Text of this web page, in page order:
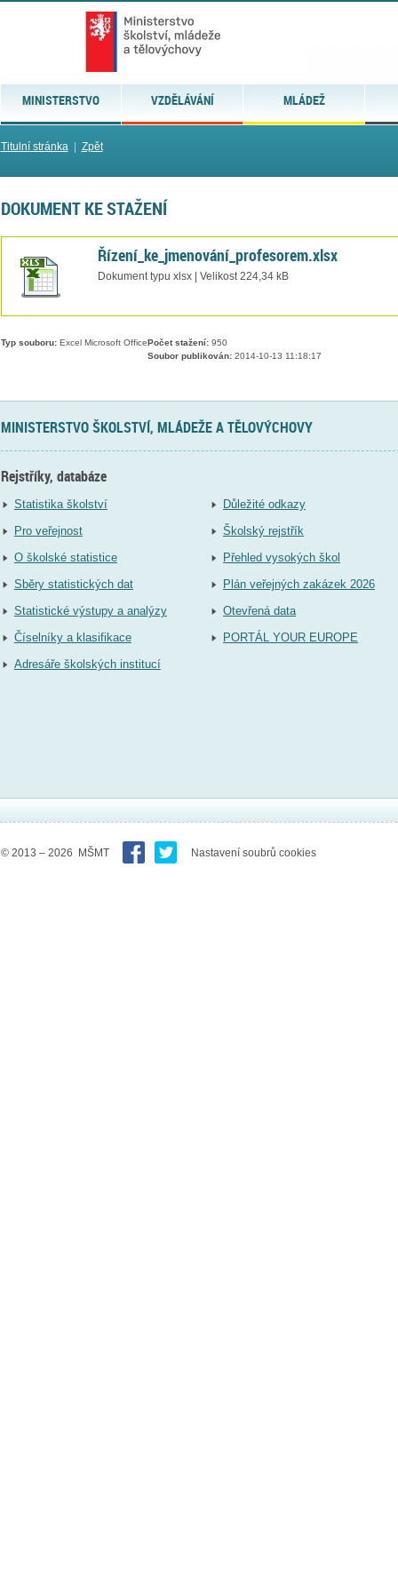
MINISTERSTVO VZDĚLÁVÁNÍ MLÁDEŽ
Titulní stránka| Zpět
DOKUMENT KE STAŽENÍ
Řízení_ke_jmenování_profesorem.xlsx
Dokument typu xlsx | Velikost 224,34 kB
Typ souboru:Excel Microsoft Office Počet stažení:950
Soubor publikován:2014-10-13 11:18:17
MINISTERSTVO ŠKOLSTVÍ, MLÁDEŽE A TĚLOVÝCHOVY
Rejstříky, databáze
Statistika školství
Pro veřejnost
O školské statistice
Sběry statistických dat
Statistické výstupy a analýzy
Číselníky a klasifikace
Adresáře školských institucí
Důležité odkazy
Školský rejstřík
Přehled vysokých škol
Plán veřejných zakázek 2026
Otevřená data
PORTÁL YOUR EUROPE
© 2013 – 2026 MŠMT Nastavení soubrů cookies